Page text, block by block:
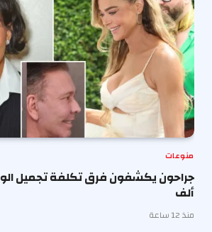
منوعات
ألف
منذ 12 ساعة